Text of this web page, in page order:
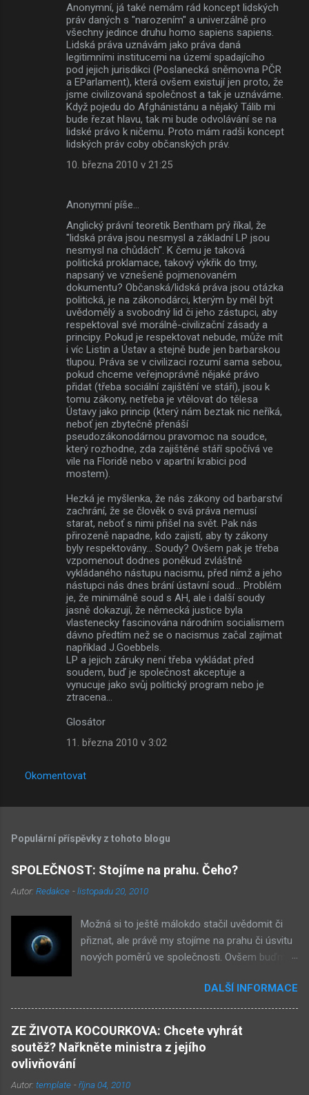
Anonymní, já také nemám rád koncept lidských
práv daných s "narozením" a univerzálně pro
všechny jedince druhu homo sapiens sapiens.
Lidská práva uznávám jako práva daná
legitimními institucemi na území spadajícího
pod jejich jurisdikci (Poslanecká sněmovna PČR
a EParlament), která ovšem existují jen proto, že
jsme civilizovaná společnost a tak je uznáváme.
Když pojedu do Afghánistánu a nějaký Tálib mi
bude řezat hlavu, tak mi bude odvolávání se na
lidské právo k ničemu. Proto mám radši koncept
lidských práv coby občanských práv.
10. března 2010 v 21:25
Anonymní píše…
Anglický právní teoretik Bentham prý říkal, že
"lidská práva jsou nesmysl a základní LP jsou
nesmysl na chůdách". K čemu je taková
politická proklamace, takový výkřik do tmy,
napsaný ve vznešeně pojmenovaném
dokumentu? Občanská/lidská práva jsou otázka
politická, je na zákonodárci, kterým by měl být
uvědomělý a svobodný lid či jeho zástupci, aby
respektoval své morálně-civilizační zásady a
principy. Pokud je respektovat nebude, může mít
i víc Listin a Ústav a stejně bude jen barbarskou
tlupou. Práva se v civilizaci rozumí sama sebou,
pokud chceme veřejnoprávně nějaké právo
přidat (třeba sociální zajištění ve stáří), jsou k
tomu zákony, netřeba je vtělovat do tělesa
Ústavy jako princip (který nám beztak nic neříká,
neboť jen zbytečně přenáší
pseudozákonodárnou pravomoc na soudce,
který rozhodne, zda zajištěné stáří spočívá ve
vile na Floridě nebo v apartní krabici pod
mostem).
Hezká je myšlenka, že nás zákony od barbarství
zachrání, že se člověk o svá práva nemusí
starat, neboť s nimi přišel na svět. Pak nás
přirozeně napadne, kdo zajistí, aby ty zákony
byly respektovány... Soudy? Ovšem pak je třeba
vzpomenout dodnes poněkud zvláštně
vykládaného nástupu nacismu, před nímž a jeho
nástupci nás dnes brání ústavní soud... Problém
je, že minimálně soud s AH, ale i další soudy
jasně dokazují, že německá justice byla
vlastenecky fascinována národním socialismem
dávno předtím než se o nacismus začal zajímat
například J.Goebbels.
LP a jejich záruky není třeba vykládat před
soudem, buď je společnost akceptuje a
vynucuje jako svůj politický program nebo je
ztracena...
Glosátor
11. března 2010 v 3:02
Okomentovat
Populární příspěvky z tohoto blogu
SPOLEČNOST: Stojíme na prahu. Čeho?
Autor: Redakce -listopadu 20, 2010
Možná si to ještě málokdo stačil uvědomit či
přiznat, ale právě my stojíme na prahu či úsvitu
nových poměrů ve společnosti. Ovšem buďme
Novými poměry ve společnosti myslím
přiklonění se s některé z nám již historicky
známých situací. Přiznejme si to otevřeně – je
to buď nová forma demokracie, anebo
nacismus. Těžko si někdo z nás mohl
společnosti stále větší vliv – v každém městě již
DALŠÍ INFORMACE
ZE ŽIVOTA KOCOURKOVA: Chcete vyhrát
soutěž? Nařkněte ministra z jejího
ovlivňování
Autor: template -října 04, 2010